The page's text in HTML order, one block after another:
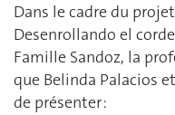
Dans le cadre du
Desenrollando el
Famille Sandoz, la
que Belinda Palacios
de présenter :